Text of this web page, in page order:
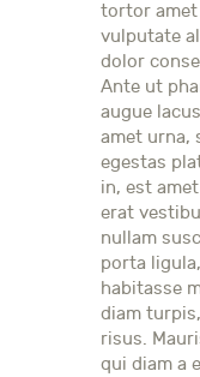
tortor amet
vulputate
dolor
Ante ut
augue
amet urna,
egestas
in, est
erat
nullam
porta
habitasse
diam
risus.
qui diam a